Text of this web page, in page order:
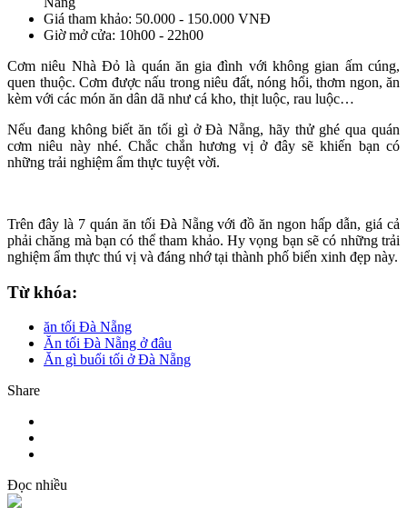
Giá tham khảo: 50.000 - 150.000 VNĐ
Giờ mở cửa: 10h00 - 22h00
Cơm niêu Nhà Đỏ là quán ăn gia đình với không gian ấm cúng,
quen thuộc. Cơm được nấu trong niêu đất, nóng hổi, thơm ngon, ăn
kèm với các món ăn dân dã như cá kho, thịt luộc, rau luộc…
Nếu đang không biết ăn tối gì ở Đà Nẵng, hãy thử ghé qua quán
cơm niêu này nhé. Chắc chắn hương vị ở đây sẽ khiến bạn có
những trải nghiệm ẩm thực tuyệt vời.
Trên đây là 7 quán ăn tối Đà Nẵng với đồ ăn ngon hấp dẫn, giá cả
phải chăng mà bạn có thể tham khảo. Hy vọng bạn sẽ có những trải
nghiệm ẩm thực thú vị và đáng nhớ tại thành phố biển xinh đẹp này.
Từ khóa:
ăn tối Đà Nẵng
Ăn tối Đà Nẵng ở đâu
Ăn gì buổi tối ở Đà Nẵng
Share
Đọc nhiều